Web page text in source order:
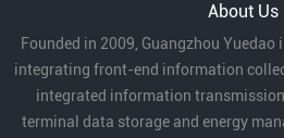
About Us
Founded in 2009, Guangzhou
integrating front-end information
integrated information
terminal data storage and energy